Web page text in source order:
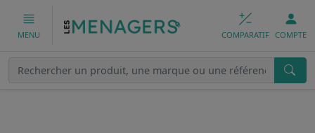
MENU COMPARATIF COMPTE